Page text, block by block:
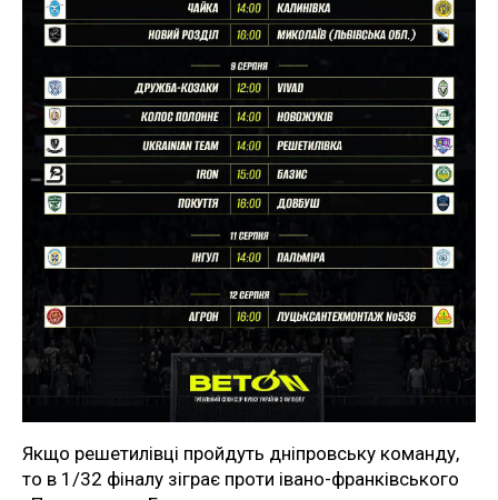
Якщо решетилівці пройдуть дніпровську команду,
то в 1/32 фіналу зіграє проти івано-франківського